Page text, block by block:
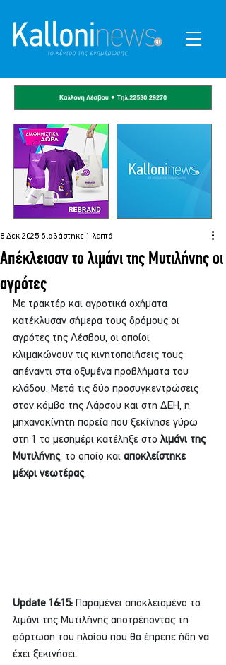
Απέκλεισαν το λιμάνι της Μυτιλήνης οι
αγρότες
8 Δεκ 2025 διαβάστηκε 1 λεπτά
Με τρακτέρ και αγροτικά οχήματα
κατέκλυσαν σήμερα τους δρόμους οι
αγρότες της Λέσβου, οι οποίοι
κλιμακώνουν τις κινητοποιήσεις τους
απέναντι στα οξυμένα προβλήματα του
κλάδου. Μετά τις δύο προσυγκεντρώσεις
στον κόμβο της Λάρσου και στη ΔΕΗ, η
μηχανοκίνητη πορεία που ξεκίνησε γύρω
στη 1 το μεσημέρι κατέληξε στο λιμάνι της
Μυτιλήνης, το οποίο και αποκλείστηκε
μέχρι νεωτέρας.
Update 16:15: Παραμένει αποκλεισμένο το
λιμάνι της Μυτιλήνης αποτρέποντας τη
φόρτωση του πλοίου που θα έπρεπε ήδη να
έχει ξεκινήσει.